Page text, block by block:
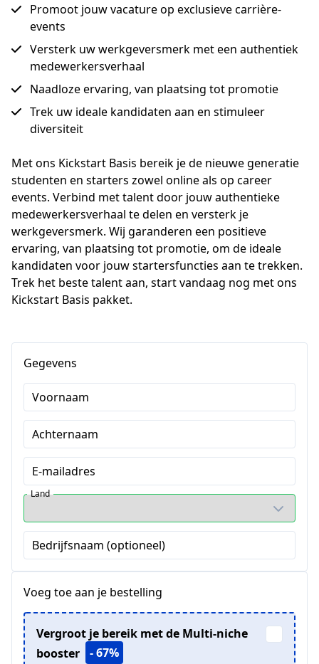
Promoot jouw vacature op exclusieve carrière-
events
Versterk uw werkgeversmerk met een authentiek
medewerkersverhaal
Naadloze ervaring, van plaatsing tot promotie
Trek uw ideale kandidaten aan en stimuleer
diversiteit
Met ons Kickstart Basis bereik je de nieuwe generatie
studenten en starters zowel online als op career
events. Verbind met talent door jouw authentieke
medewerkersverhaal te delen en versterk je
werkgeversmerk. Wij garanderen een positieve
ervaring, van plaatsing tot promotie, om de ideale
kandidaten voor jouw startersfuncties aan te trekken.
Trek het beste talent aan, start vandaag nog met ons
Kickstart Basis pakket.
Gegevens
Voornaam
Achternaam
E-mailadres
Land
Bedrijfsnaam (optioneel)
Voeg toe aan je bestelling
Vergroot je bereik met de Multi-niche
booster
- 67%